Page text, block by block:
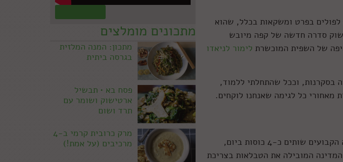
מתכונים מומלצים
מתכון: המנה המלזית
בגרסה ביתית
פסח בא • תבשיל
ארטישוק ושומר עם
תרד ושום
מרק כרובית קרמי ב-4
מרכיבים (על אמת!)
בפרט ומשקאות בכלל, שהוא
סדרה חדשה של קפה מיובש
לימור לניאדו
בסקרנות, וככל שהתחלתי ללמוד,
כל לגימה שאנחנו לוקחים.
מדי שנה נשתות בישראל לבדה 2 מיליארד כוסות קפה, כאשר שתייני הקפה הקבועים שותים כ-4 כוסות ביום,
המובילה את הטבלאות בצריכת